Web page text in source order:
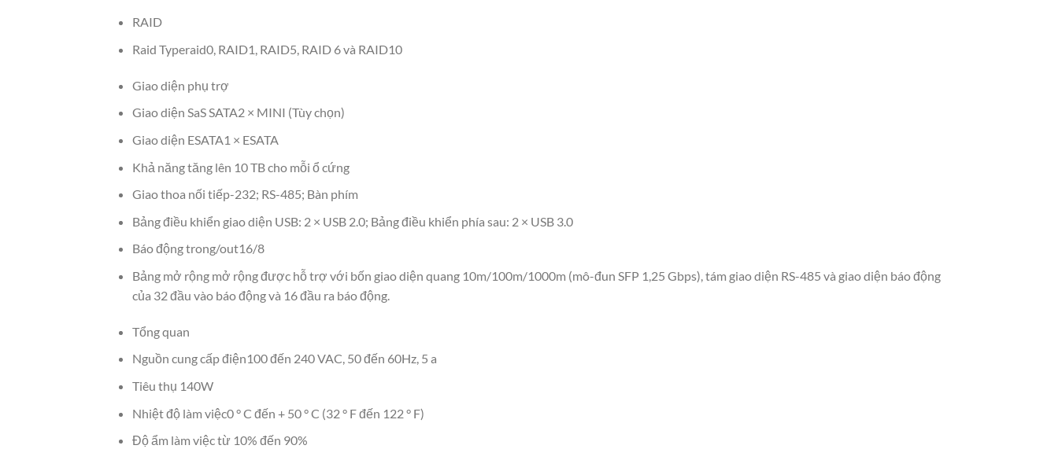
RAID
Raid Typeraid0, RAID1, RAID5, RAID 6 và RAID10
Giao diện phụ trợ
Giao diện SaS SATA2 × MINI (Tùy chọn)
Giao diện ESATA1 × ESATA
Khả năng tăng lên 10 TB cho mỗi ổ cứng
Giao thoa nối tiếp-232; RS-485; Bàn phím
Bảng điều khiển giao diện USB: 2 × USB 2.0; Bảng điều khiển phía sau: 2 × USB 3.0
Báo động trong/out16/8
Bảng mở rộng mở rộng được hỗ trợ với bốn giao diện quang 10m/100m/1000m (mô-đun SFP 1,25 Gbps), tám giao diện RS-485 và giao diện báo động
của 32 đầu vào báo động và 16 đầu ra báo động.
Tổng quan
Nguồn cung cấp điện100 đến 240 VAC, 50 đến 60Hz, 5 a
Tiêu thụ 140W
Nhiệt độ làm việc0 ° C đến + 50 ° C (32 ° F đến 122 ° F)
Độ ẩm làm việc từ 10% đến 90%